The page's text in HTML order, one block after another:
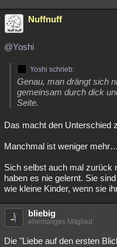
Nuffnuff
@Yoshi
Yoshi schrieb:
Genau, man drängt sich
gemeinsam durch dick
Seite.
Das macht den Unterschied
Manchmal ist weniger mehr…
Sich selbst auch mal zurück
haben es nie gelernt. Sie
wie kleine Kinder, wenn sie
bliebig
ehemaliges Mitglied
Die "Liebe auf den ersten